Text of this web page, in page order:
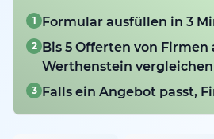
1 Formular ausfüllen in 3
2 Bis 5 Offerten von Firmen
Werthenstein vergleichen
3 Falls ein Angebot passt,